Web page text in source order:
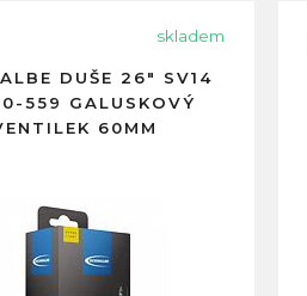
skladem
DUŠE 26" SV14
559 GALUSKOVÝ
60MM